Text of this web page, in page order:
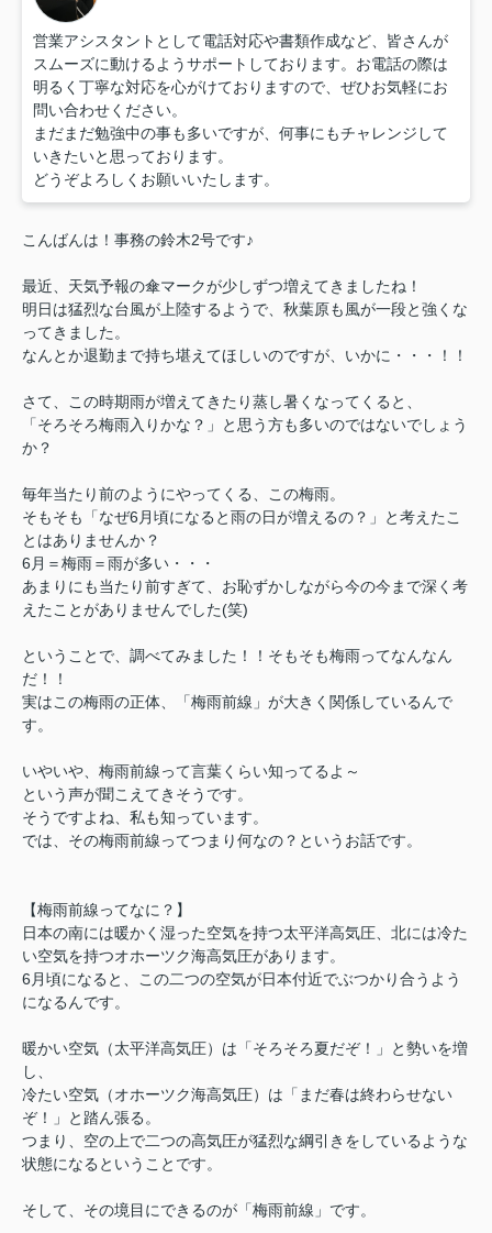
営業アシスタントとして電話対応や書類作成など、皆さんが
スムーズに動けるようサポートしております。お電話の際は
明るく丁寧な対応を心がけておりますので、ぜひお気軽にお
問い合わせください。
まだまだ勉強中の事も多いですが、何事にもチャレンジして
いきたいと思っております。
どうぞよろしくお願いいたします。
こんばんは！事務の鈴木2号です♪
最近、天気予報の傘マークが少しずつ増えてきましたね！
明日は猛烈な台風が上陸するようで、秋葉原も風が一段と強くな
ってきました。
なんとか退勤まで持ち堪えてほしいのですが、いかに・・・！！
さて、この時期雨が増えてきたり蒸し暑くなってくると、
「そろそろ梅雨入りかな？」と思う方も多いのではないでしょう
か？
毎年当たり前のようにやってくる、この梅雨。
そもそも「なぜ6月頃になると雨の日が増えるの？」と考えたこ
とはありませんか？
6月＝梅雨＝雨が多い・・・
あまりにも当たり前すぎて、お恥ずかしながら今の今まで深く考
えたことがありませんでした(笑)
ということで、調べてみました！！そもそも梅雨ってなんなん
だ！！
実はこの梅雨の正体、「梅雨前線」が大きく関係しているんで
す。
いやいや、梅雨前線って言葉くらい知ってるよ～
という声が聞こえてきそうです。
そうですよね、私も知っています。
では、その梅雨前線ってつまり何なの？というお話です。
【梅雨前線ってなに？】
日本の南には暖かく湿った空気を持つ太平洋高気圧、北には冷た
い空気を持つオホーツク海高気圧があります。
6月頃になると、この二つの空気が日本付近でぶつかり合うよう
になるんです。
暖かい空気（太平洋高気圧）は「そろそろ夏だぞ！」と勢いを増
し、
冷たい空気（オホーツク海高気圧）は「まだ春は終わらせない
ぞ！」と踏ん張る。
つまり、空の上で二つの高気圧が猛烈な綱引きをしているような
状態になるということです。
そして、その境目にできるのが「梅雨前線」です。